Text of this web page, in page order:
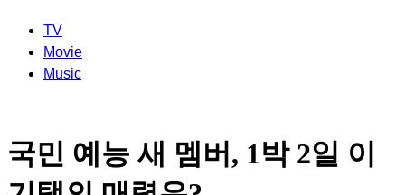
TV
Movie
Music
국민 예능 새 멤버, 1박 2일 이